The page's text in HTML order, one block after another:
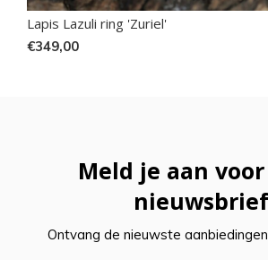
Lapis Lazuli ring 'Zuriel'
€349,00
Meld je aan
nieuwsbrief
Ontvang de nieuwste